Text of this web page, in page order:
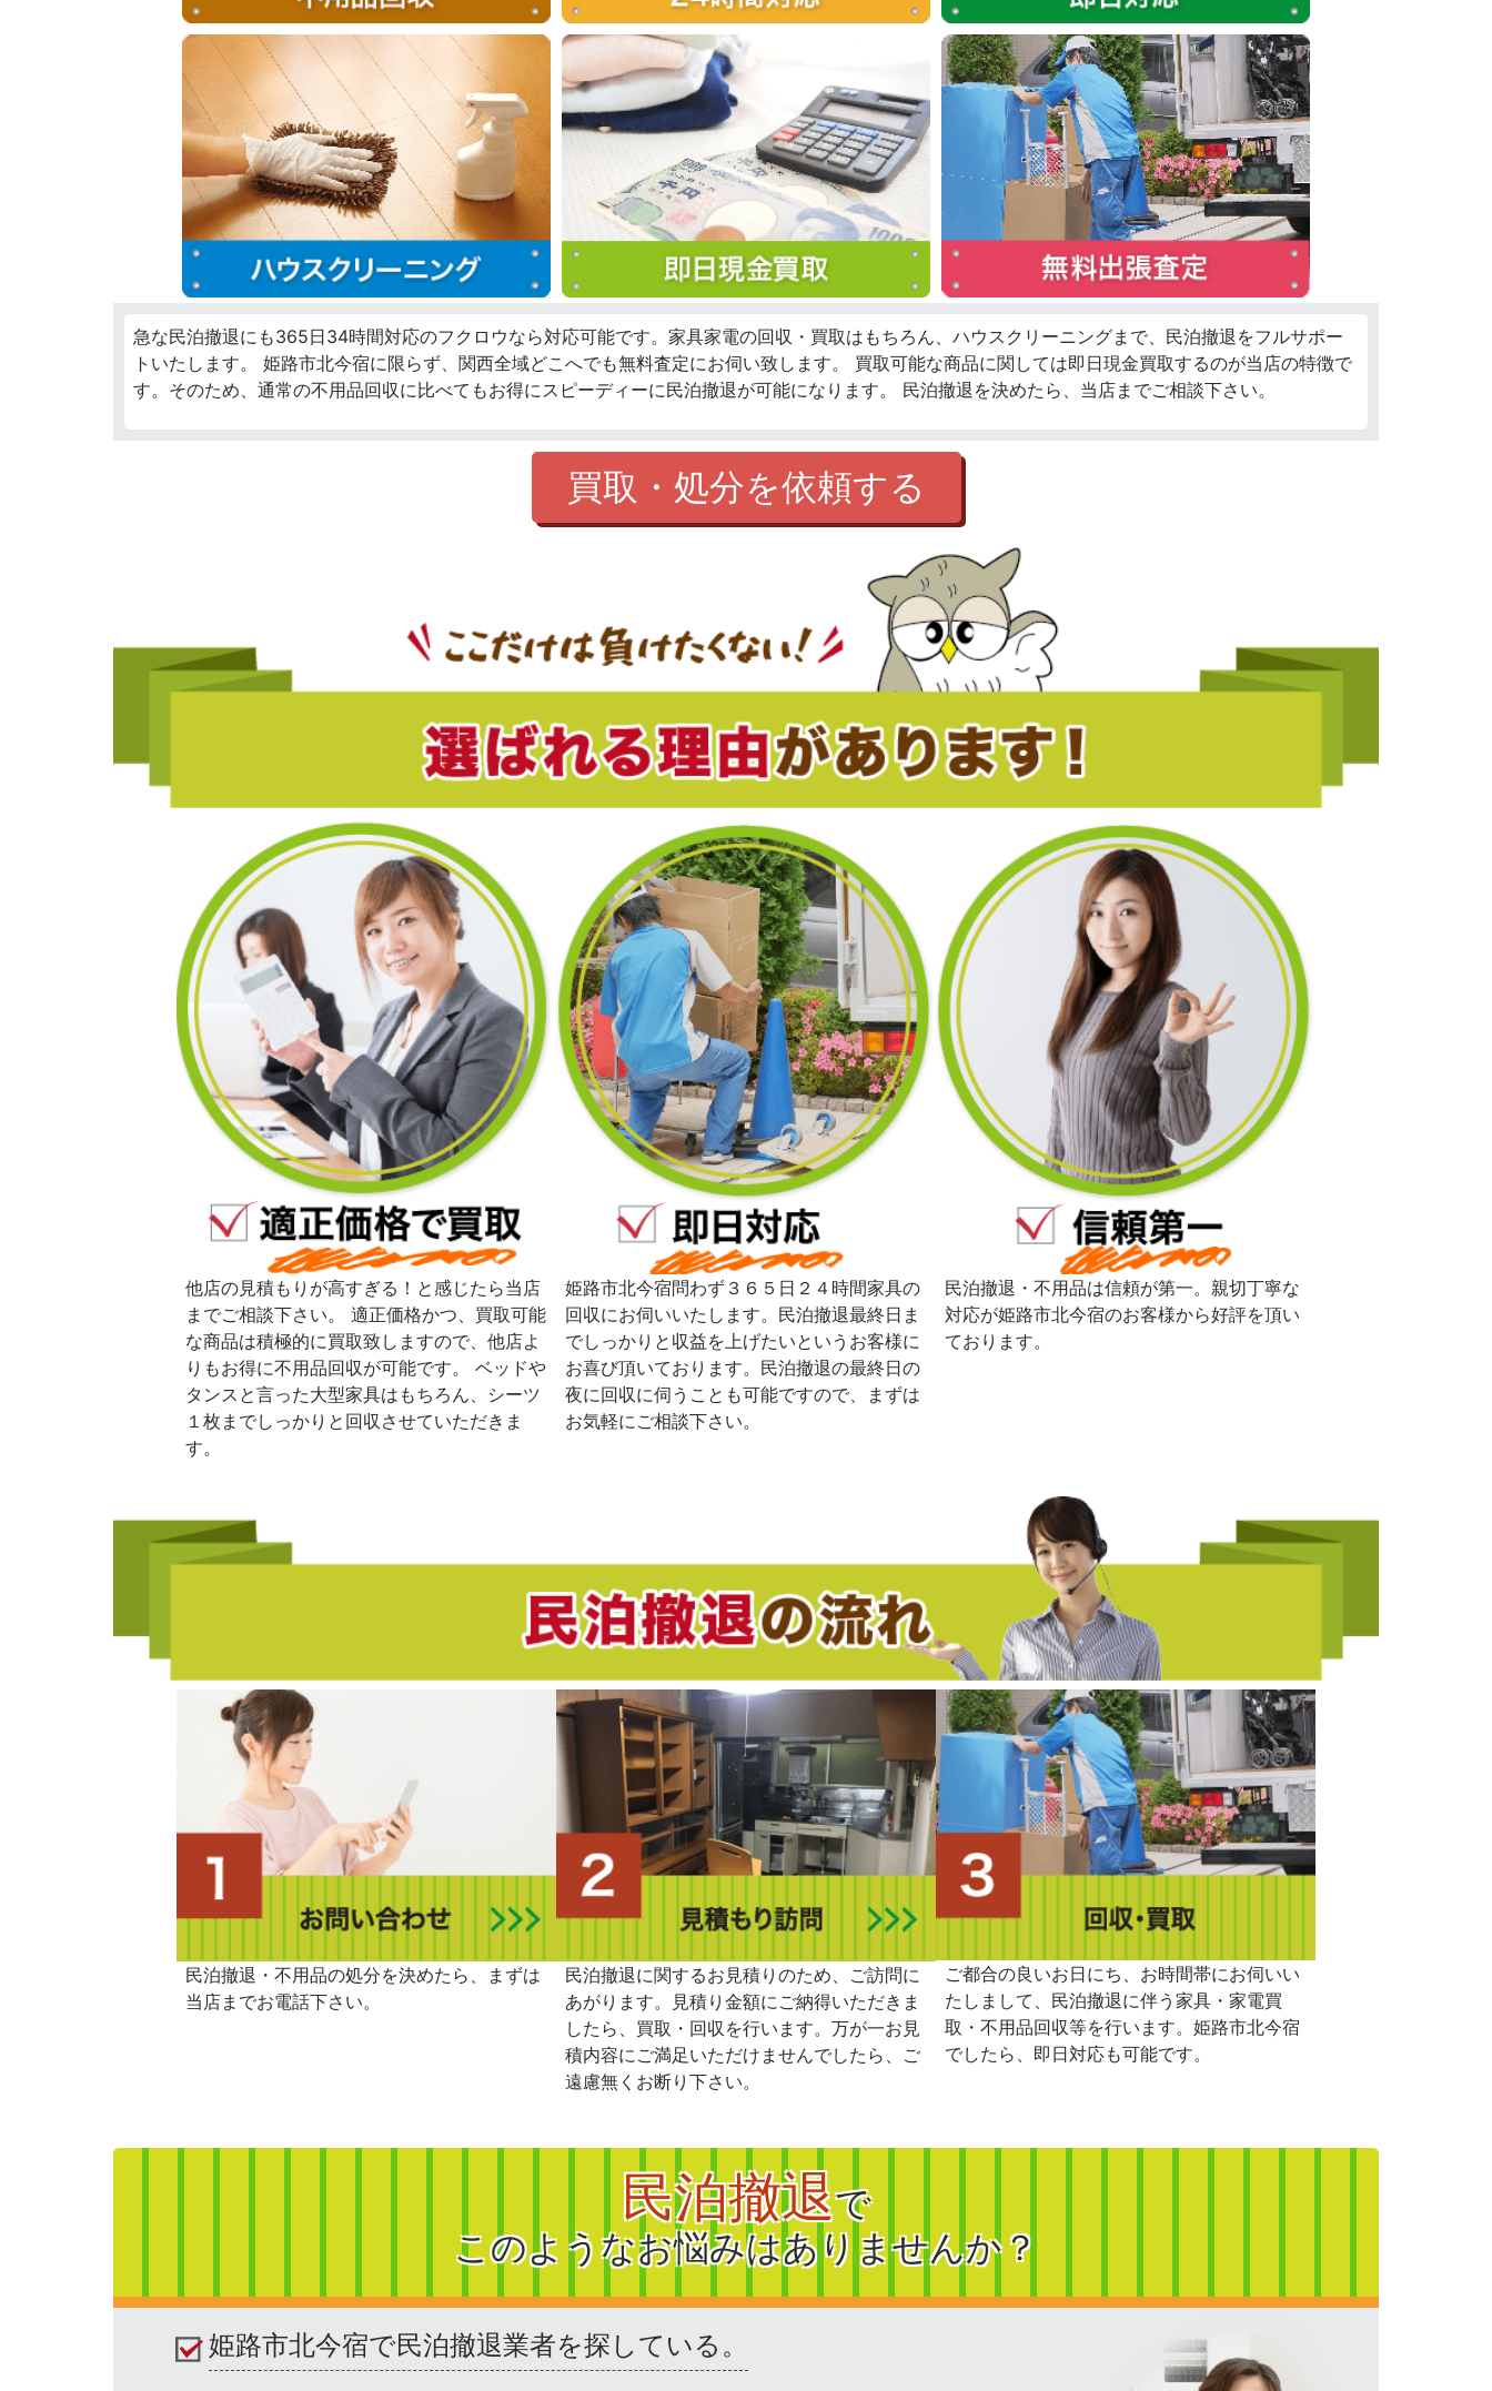
急な民泊撤退にも365日34時間対応のフクロウなら対応可能です。家具家電の回収・買取はもちろん、ハウスクリーニングまで、民泊撤退をフルサポー
トいたします。 姫路市北今宿に限らず、関西全域どこへでも無料査定にお伺い致します。 買取可能な商品に関しては即日現金買取するのが当店の特徴で
す。そのため、通常の不用品回収に比べてもお得にスピーディーに民泊撤退が可能になります。 民泊撤退を決めたら、当店までご相談下さい。
買取・処分を依頼する
他店の見積もりが高すぎる！と感じたら当店
までご相談下さい。 適正価格かつ、買取可能
な商品は積極的に買取致しますので、他店よ
りもお得に不用品回収が可能です。 ベッドや
タンスと言った大型家具はもちろん、シーツ
１枚までしっかりと回収させていただきま
す。
姫路市北今宿問わず３６５日２４時間家具の
回収にお伺いいたします。民泊撤退最終日ま
でしっかりと収益を上げたいというお客様に
お喜び頂いております。民泊撤退の最終日の
夜に回収に伺うことも可能ですので、まずは
お気軽にご相談下さい。
民泊撤退・不用品は信頼が第一。親切丁寧な
対応が姫路市北今宿のお客様から好評を頂い
ております。
民泊撤退・不用品の処分を決めたら、まずは
当店までお電話下さい。
民泊撤退に関するお見積りのため、ご訪問に
あがります。見積り金額にご納得いただきま
したら、買取・回収を行います。万が一お見
積内容にご満足いただけませんでしたら、ご
遠慮無くお断り下さい。
ご都合の良いお日にち、お時間帯にお伺いい
たしまして、民泊撤退に伴う家具・家電買
取・不用品回収等を行います。姫路市北今宿
でしたら、即日対応も可能です。
民泊撤退で
このようなお悩みはありませんか？
姫路市北今宿で民泊撤退業者を探している。